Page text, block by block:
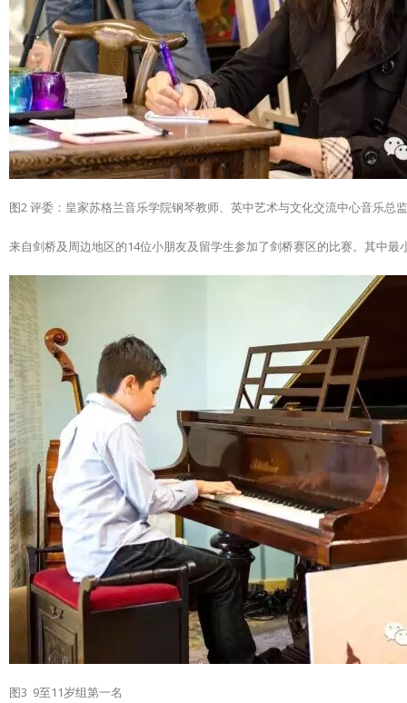
图2 评委：皇家苏格兰音乐学院钢琴教师、英中艺术与文化交流中心音乐总
来自剑桥及周边地区的14位小朋友及留学生参加了剑桥赛区的比赛。其中
图3 9至11岁组第一名